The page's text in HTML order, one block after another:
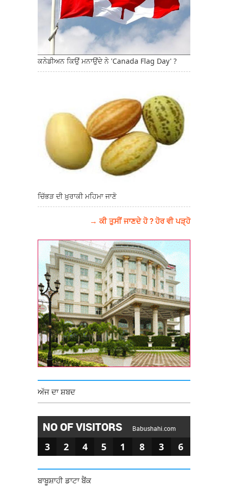
ਕਨੇਡੀਅਨ ਕਿਉਂ ਮਨਾਉਂਦੇ ਨੇ 'Canada Flag Day' ?
ਚਿੱਭੜ ਦੀ ਖ਼ੁਰਾਕੀ ਮਹਿਮਾ ਜਾਣੋ
→ ਕੀ ਤੁਸੀਂ ਜਾਣਦੇ ਹੋ ? ਹੋਰ ਵੀ ਪੜ੍ਹੋ
ਅੱਜ ਦਾ ਸ਼ਬਦ
NO OF VISITORS Babushahi.com
3 2 4 5 1 8 3 6
ਬਾਬੂਸ਼ਾਹੀ ਡਾਟਾ ਬੈਂਕ